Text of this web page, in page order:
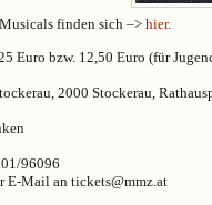
finden sich –> hier.
Euro bzw. 12,50 Euro (für
2000 Stockerau,
96096
E-Mail an tickets@mmz.at